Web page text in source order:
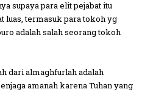
supaya para elit pejabat itu
luas, termasuk para tokoh yg
adalah salah seorang tokoh
dari almaghfurlah adalah
amanah karena Tuhan yang